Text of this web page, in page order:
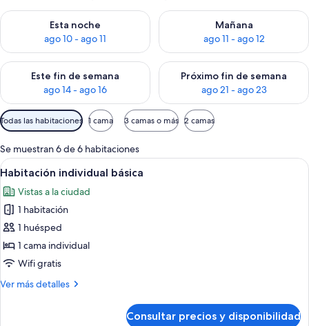
Esta noche
ago 10 - ago 11
Consulta la disponibilidad para esta noche, ago 10 - ago 11
Mañana
ago 11 - ago 12
Consulta la disponibilidad
Este fin de semana
ago 14 - ago 16
Consulta la disponibilidad para este fin de semana, ago 14 -
Próximo fin de semana
ago 21 - ago 23
Consulta la disponibilidad
Filtros
disponibles
para
las
habitaciones
Todas las habitaciones 1 cama 3 camas o más 2 camas
Se muestran 6 de 6 habitaciones
Abrir
todas
las
fotos
de
Habitación
individual
Una habitación de hotel con una
2
Habitación individual básica
Vistas a la ciudad
1 habitación
1 huésped
1 cama individual
Wifi gratis
Ver más detalles
Más
Consultar precios y disponibilidad